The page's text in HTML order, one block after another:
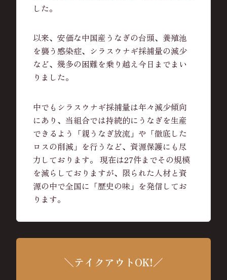
した。
以来、安価な中国産うなぎの台頭、養殖池
を襲う感染症、シラスウナギ採捕量の減少
など、幾多の困難を乗り越え今日までまい
りました。
中でもシラスウナギ採捕量は年々減少傾向
にあり、当組合では持続的にうなぎを生産
できるよう「親うなぎ放流」や「徹底した
ロスの削減」を行うなど、資源保護にも尽
力しております。 現在は27件までその規模
を減らしておりますが、限られた人材と資
源の中で全国に「歴史の味」を発信してお
ります。
＼テイクアウトOK!／